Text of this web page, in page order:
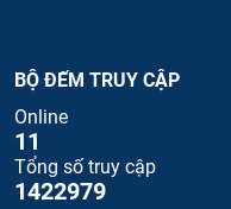
BỘ ĐẾM TRUY CẬP
Online
11
Tổng số truy cập
1422979